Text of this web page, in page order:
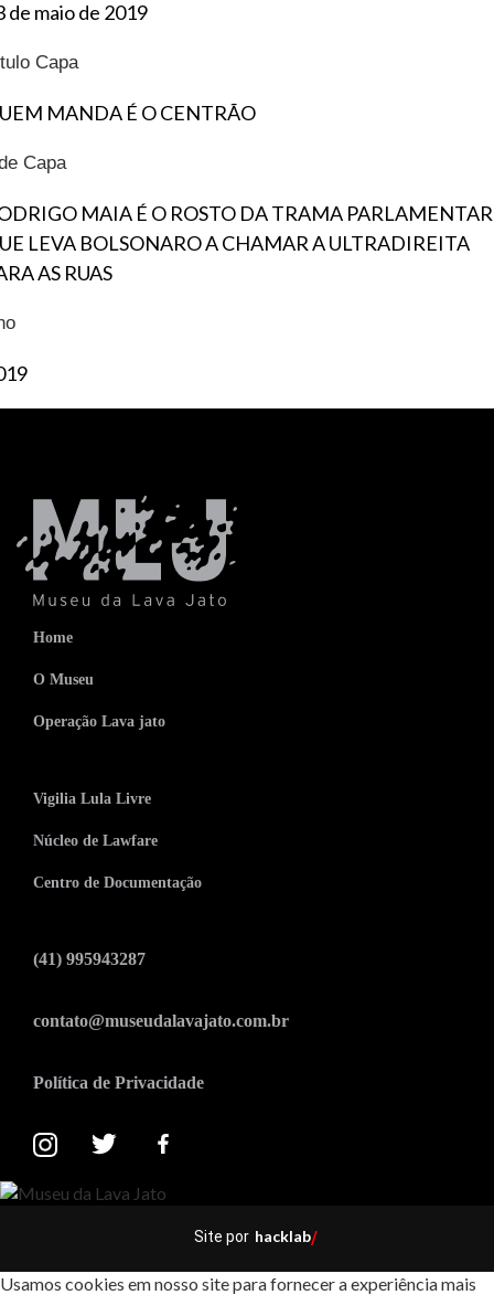
de maio de 2019
Capa
MANDA É O CENTRÃO
Capa
MAIA É O ROSTO DA TRAMA PARLAMENTAR
LEVA BOLSONARO A CHAMAR A ULTRADIREITA
AS RUAS
Home
O Museu
Operação Lava jato
Vigilia Lula Livre
Núcleo de Lawfare
Centro de Documentação
(41) 995943287
contato@museudalavajato.com.br
Política de Privacidade
Site por hacklab/
Usamos cookies em nosso site para fornecer a experiência mais